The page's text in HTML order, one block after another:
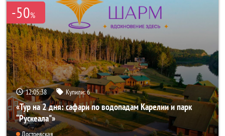
-50%
12:05:37 Купили:6
«Тур на 2 дня: сафари по водопадам Карелии и парк
“Рускеала"»
Достоевская